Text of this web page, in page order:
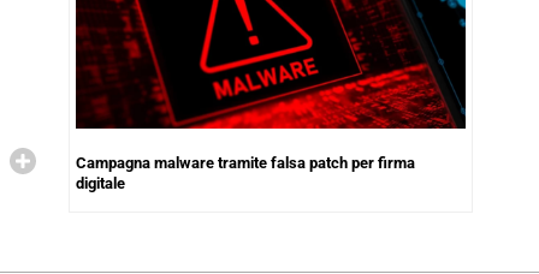
Campagna malware tramite falsa patch per firma
digitale